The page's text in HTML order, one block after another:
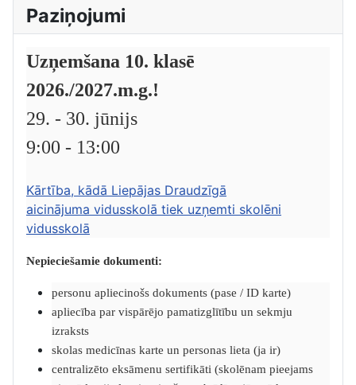
Paziņojumi
Uzņemšana 10. klasē
2026./2027.m.g.!
29. - 30. jūnijs
9:00 - 13:00
Kārtība, kādā Liepājas Draudzīgā
aicinājuma vidusskolā tiek uzņemti skolēni
vidusskolā
Nepieciešamie dokumenti:
personu apliecinošs dokuments (pase / ID karte)
apliecība par vispārējo pamatizglītību un sekmju
izraksts
skolas medicīnas karte un personas lieta (ja ir)
centralizēto eksāmenu sertifikāti (skolēnam pieejams